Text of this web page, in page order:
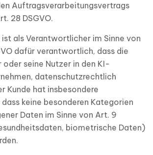
Auftragsverarbeitungsvertrags
28 DSGVO.
als Verantwortlicher im Sinne von
dafür verantwortlich, dass die
oder seine Nutzer in den KI-
datenschutzrechtlich
Kunde hat insbesondere
keine besonderen Kategorien
Daten im Sinne von Art. 9
biometrische Daten)